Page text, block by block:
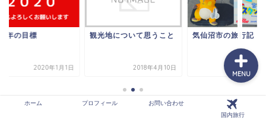
地について思うこと
2018年4月10日
気仙沼市の旅行記
2020年1月13日
2020年の目標
2020年1
ホーム プロフィール
お問い合わせ
国内旅行
MENU
国内旅行